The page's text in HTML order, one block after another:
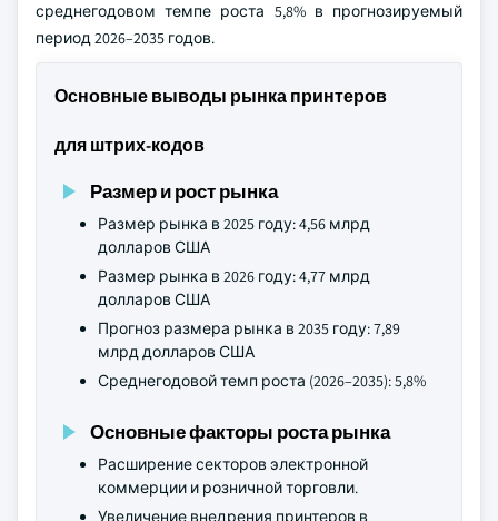
среднегодовом темпе роста 5,8% в прогнозируемый
период 2026–2035 годов.
Основные выводы рынка принтеров
для штрих-кодов
Размер и рост рынка
Размер рынка в 2025 году: 4,56 млрд
долларов США
Размер рынка в 2026 году: 4,77 млрд
долларов США
Прогноз размера рынка в 2035 году: 7,89
млрд долларов США
Среднегодовой темп роста (2026–2035): 5,8%
Основные факторы роста рынка
Расширение секторов электронной
коммерции и розничной торговли.
Увеличение внедрения принтеров в